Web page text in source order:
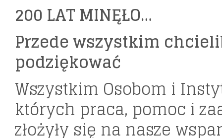
200 LAT MINĘŁO…
Przede wszystkim
podziękować
Wszystkim Osobom i
których praca, pomoc i
złożyły się na nasze